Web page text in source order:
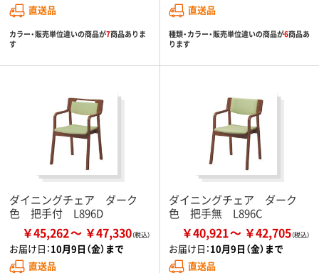
直送品
カラー・販売単位違いの商品が7商品ありま
す
直送品
種類・カラー・販売単位違いの商品が6商品あ
ります
ダイニングチェア ダーク
色 把手付 L896D
￥45,262 ￥47,330
お届け日：10月9日（金）まで
直送品
ダイニングチェア ダーク
色 把手無 L896C
￥40,921 ￥42,705
お届け日：10月9日（金）まで
直送品